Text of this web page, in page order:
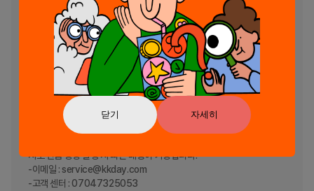
닫기 자세히
수 있습니다.
더 많은 여행 정보를 만나보세요.
-공식 웹사이트 : https://www.kkday.com/ko
-블로그 : https://blog.naver.com/kkdaykr
-인스타그램 : https://www.instagram.com/kkdaykr/
-카카오톡 플러스 친구 : @kkdaykr
서비스 이용 중 불편한 점이 있으셨다면 알려주세요.
서도 긴급 상황 발생 시 빠른 대응이 가능합니다.
-이메일 : service@kkday.com
-고객 센터 : 07047325053